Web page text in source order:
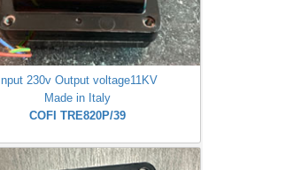
Input 230v Output voltage11KV
Made in Italy
COFI TRE820P/39